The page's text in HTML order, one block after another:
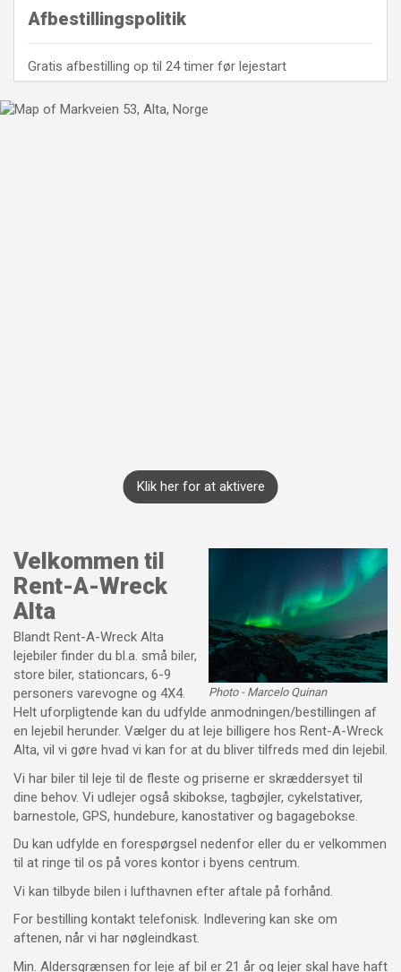
Afbestillingspolitik
Gratis afbestilling op til 24 timer før lejestart
Klik her for at aktivere
Photo - Marcelo Quinan
Velkommen til
Rent-A-Wreck
Alta
Blandt Rent-A-Wreck Alta
lejebiler finder du bl.a. små biler,
store biler, stationcars, 6-9
personers varevogne og 4X4.
Helt uforpligtende kan du udfylde anmodningen/bestillingen af ​​
en lejebil herunder. Vælger du at leje billigere hos Rent-A-Wreck
Alta, vil vi gøre hvad vi kan for at du bliver tilfreds med din lejebil.
Vi har biler til leje til de fleste og priserne er skræddersyet til
dine behov. Vi udlejer også skibokse, tagbøjler, cykelstativer,
barnestole, GPS, hundebure, kanostativer og bagagebokse.
Du kan udfylde en forespørgsel nedenfor eller du er velkommen
til at ringe til os på vores kontor i byens centrum.
Vi kan tilbyde bilen i lufthavnen efter aftale på forhånd.
For bestilling kontakt telefonisk. Indlevering kan ske om
aftenen, når vi har nøgleindkast.
Min. Aldersgrænsen for leje af bil er 21 år og lejer skal have haft